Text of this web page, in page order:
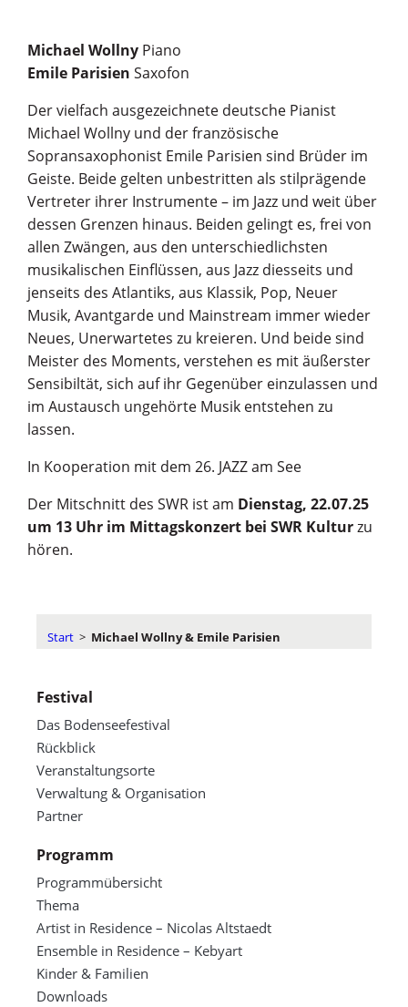
Michael WollnyPiano
Emile Parisien Saxofon
Der vielfach ausgezeichnete deutsche Pianist
Michael Wollny und der französische
Sopransaxophonist Emile Parisien sind Brüder im
Geiste. Beide gelten unbestritten als stilprägende
Vertreter ihrer Instrumente – im Jazz und weit über
dessen Grenzen hinaus. Beiden gelingt es, frei von
allen Zwängen, aus den unterschiedlichsten
musikalischen Einflüssen, aus Jazz diesseits und
jenseits des Atlantiks, aus Klassik, Pop, Neuer
Musik, Avantgarde und Mainstream immer wieder
Neues, Unerwartetes zu kreieren. Und beide sind
Meister des Moments, verstehen es mit äußerster
Sensibiltät, sich auf ihr Gegenüber einzulassen und
im Austausch ungehörte Musik entstehen zu
lassen.
In Kooperation mit dem 26. JAZZ am See
Der Mitschnitt des SWR ist am Dienstag, 22.07.25
um 13 Uhr im Mittagskonzert bei SWR Kulturzu
hören.
Start> Michael Wollny & Emile Parisien
Festival
Das Bodenseefestival
Rückblick
Veranstaltungsorte
Verwaltung & Organisation
Partner
Programm
Programmübersicht
Thema
Artist in Residence – Nicolas Altstaedt
Ensemble in Residence – Kebyart
Kinder & Familien
Downloads